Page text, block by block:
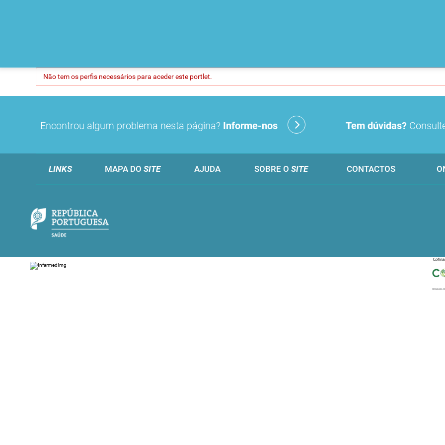
Não tem os perfis necessários para aceder este portlet.
Encontrou algum problema nesta página? Informe-nos Tem dúvidas?
LINKS MAPA DO SITE AJUDA SOBRE O SITE CONTACTOS